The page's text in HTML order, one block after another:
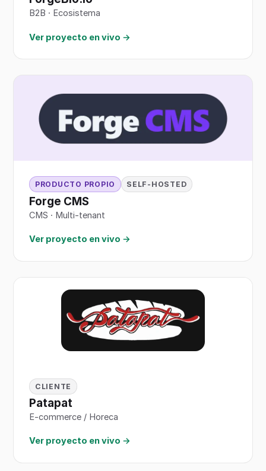
B2B · Ecosistema
Ver proyecto en vivo →
PRODUCTO PROPIO SELF-HOSTED
Forge CMS
CMS · Multi-tenant
Ver proyecto en vivo →
CLIENTE
Patapat
E-commerce / Horeca
Ver proyecto en vivo →